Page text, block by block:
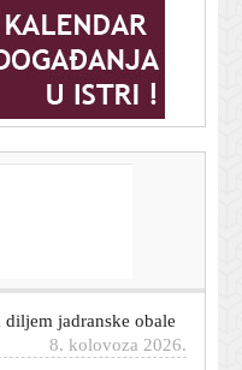
ljudi i droge: Akcija
jadranske obale
8. kolovoza 2026.
ni Suez, a niti